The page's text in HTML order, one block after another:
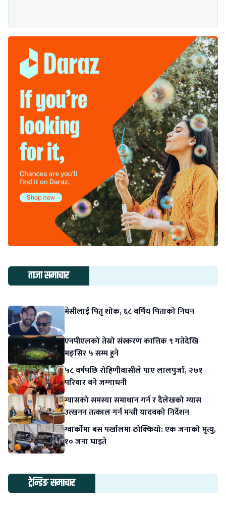
ताजा समाचार
मेसीलाई पितृ शोक, ६८ बर्षिय पिताको निधन
एनपीएलको तेस्रो संस्करण कात्तिक ९ गतेदेखि
मङ्सिर ५ सम्म हुने
५८ वर्षपछि रोहिणीवासीले पाए लालपुर्जा, २७१
परिवार बने जग्गाधनी
ग्यासको समस्या समाधान गर्न र दैलेखको ग्यास
उत्खनन तत्काल गर्न मन्त्री यादवको निर्देशन
ग्वार्कोमा बस पर्खालमा ठोक्कियो: एक जनाको मृत्यु,
१० जना घाइते
ट्रेन्डिङ समाचार